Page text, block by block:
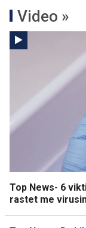
Video »
Top News- 6
rastet me